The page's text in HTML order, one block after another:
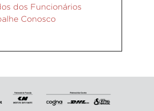
dos Funcionários
Conosco